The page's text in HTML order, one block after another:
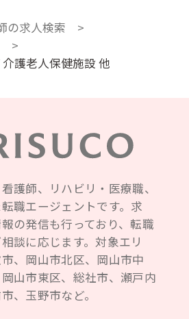
の求人検索
護老人保健施設 他
護師、リハビリ・医療職、
職エージェントです。求
の発信も行っており、転職
談に応じます。対象エリ
、岡山市北区、岡山市中
山市東区、総社市、瀬戸内
、玉野市など。